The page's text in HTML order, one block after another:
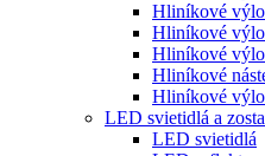
Hliníkové
Hliníkové
Hliníkové
Hliníkové
Hliníkové
LED svietidlá a
LED svietidlá